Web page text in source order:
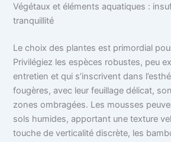
Végétaux et éléments aquatiques :
tranquillité
Le choix des plantes est primordial
Privilégiez les espèces robustes, peu
entretien et qui s’inscrivent dans
fougères, avec leur feuillage délicat,
zones ombragées. Les mousses
sols humides, apportant une texture
touche de verticalité discrète, les